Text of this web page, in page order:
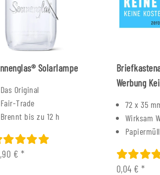
Solarlampe
Das Original
Fair-Trade
Brennt bis zu 12 h
€ *
Werbung
72 x 35
Wirksam
0,04 €*